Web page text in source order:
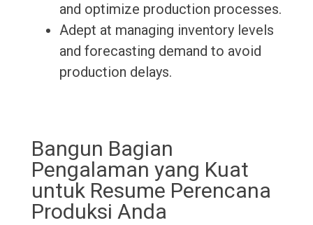
and optimize production processes.
Adept at managing inventory levels
and forecasting demand to avoid
production delays.
Bangun Bagian
Pengalaman yang Kuat
untuk Resume Perencana
Produksi Anda